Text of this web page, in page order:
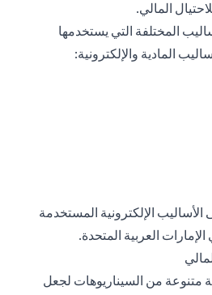
المالي.
المختلفة التي يستخدمها
المادية والإلكترونية:
الإلكترونية المستخدمة
العربية المتحدة.
متنوعة من السيناريوهات لجعل